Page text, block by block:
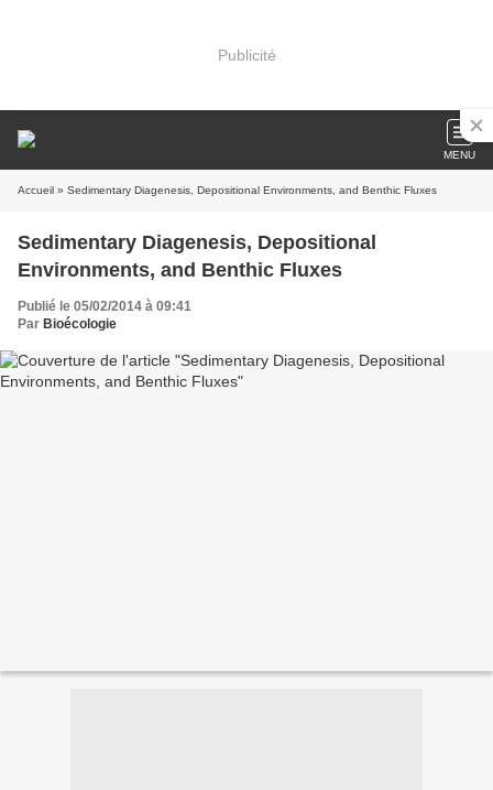
Publicité
MENU
Accueil » Sedimentary Diagenesis, Depositional Environments, and Benthic Fluxes
Sedimentary Diagenesis, Depositional
Environments, and Benthic Fluxes
Publié le 05/02/2014 à 09:41
Par Bioécologie